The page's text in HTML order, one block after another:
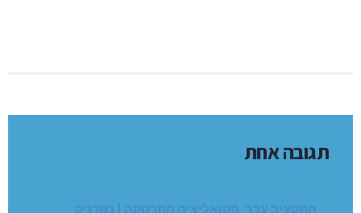
תגובה אחת
התקציב עבר, הקואליציה התרסקה | כפרניק